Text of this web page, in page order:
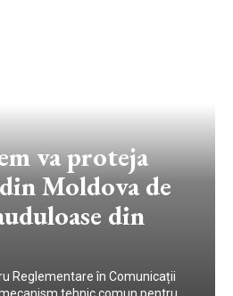
va proteja
Moldova de
din
Reglementare în Comunicații